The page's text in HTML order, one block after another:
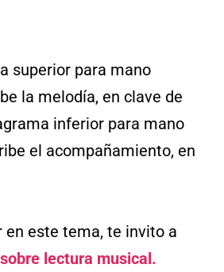
superior para mano
la melodía, en clave de
inferior para mano
el acompañamiento, en
en este tema, te invito a
lectura musical.